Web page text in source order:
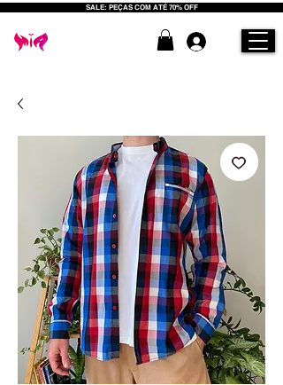
SALE: PEÇAS COM ATÉ 70% OFF